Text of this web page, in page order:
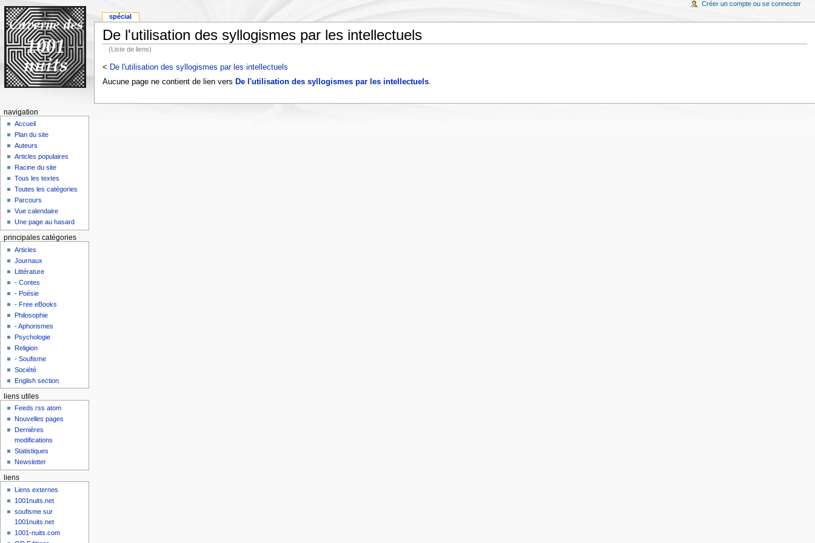
De l'utilisation des syllogismes par les intellectuels
(Liste de liens)
< De l'utilisation des syllogismes par les intellectuels
Aucune page ne contient de lien vers De l'utilisation des syllogismes par les intellectuels.
spécial
Créer un compte ou se connecter
navigation
Accueil
Plan du site
Auteurs
Articles populaires
Racine du site
Tous les textes
Toutes les catégories
Parcours
Vue calendaire
Une page au hasard
principales catégories
Articles
Journaux
Littérature
- Contes
- Poésie
- Free eBooks
Philosophie
- Aphorismes
Psychologie
Religion
- Soufisme
Société
English section
liens utiles
Feeds rss atom
Nouvelles pages
Dernières
modifications
Statistiques
Newsletter
liens
Liens externes
1001nuits.net
soufisme sur
1001nuits.net
1001-nuits.com